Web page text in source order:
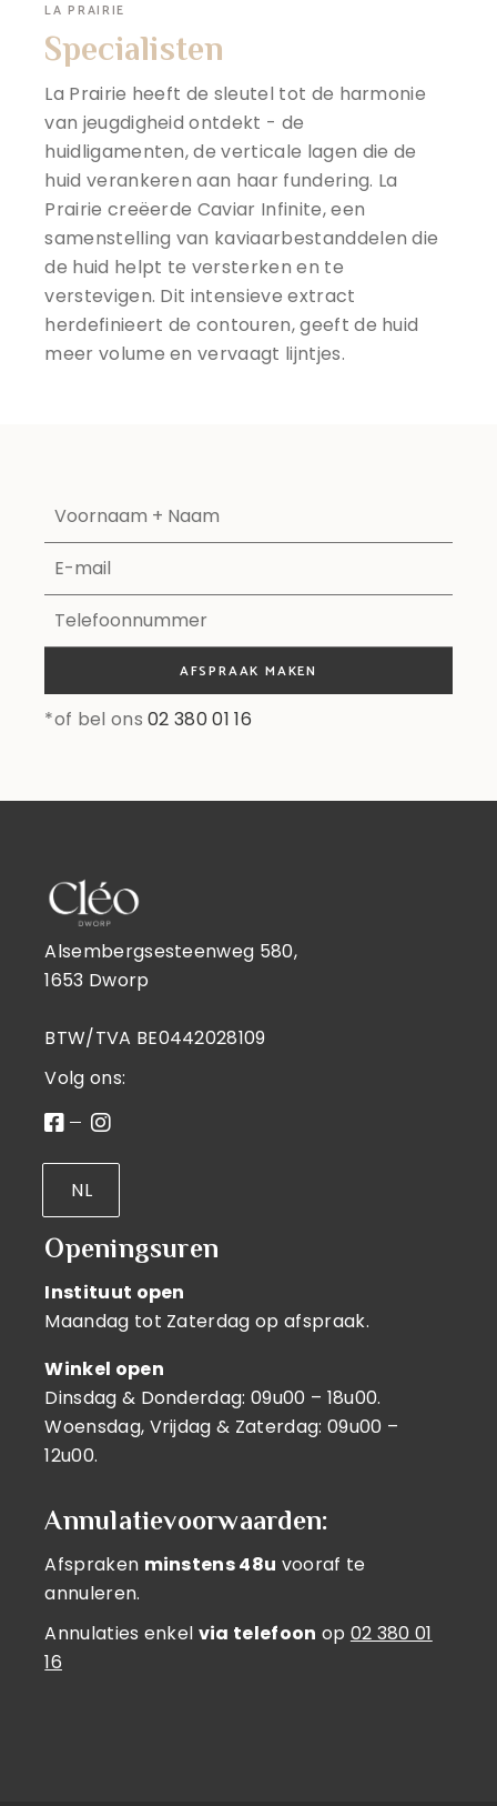
LA PRAIRIE
Specialisten
La Prairie heeft de sleutel tot de harmonie
van jeugdigheid ontdekt - de
huidligamenten, de verticale lagen die de
huid verankeren aan haar fundering. La
Prairie creëerde Caviar Infinite, een
samenstelling van kaviaarbestanddelen die
de huid helpt te versterken en te
verstevigen. Dit intensieve extract
herdefinieert de contouren, geeft de huid
meer volume en vervaagt lijntjes.
AFSPRAAK MAKEN
*of bel ons02 380 01 16
Alsembergsesteenweg 580,
1653 Dworp
BTW/TVA BE0442028109
Volg ons:
NL
Openingsuren
Instituut open
Maandag tot Zaterdag op afspraak.
Winkel open
Dinsdag & Donderdag: 09u00 – 18u00.
Woensdag, Vrijdag & Zaterdag: 09u00 –
12u00.
Annulatievoorwaarden:
Afspraken minstens 48u vooraf te
annuleren.
Annulaties enkel via telefoon op 02 380 01
16